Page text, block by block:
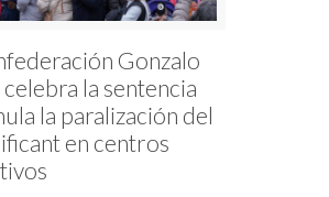
Gonzalo
celebra la sentencia
la paralización del
en centros